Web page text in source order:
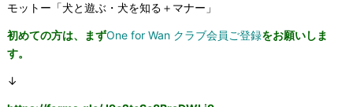
モットー「犬と遊ぶ・犬を知る＋マナー」
初めての方は、まずOne for Wan クラブ会員ご登録をお願いしま
す。
↓